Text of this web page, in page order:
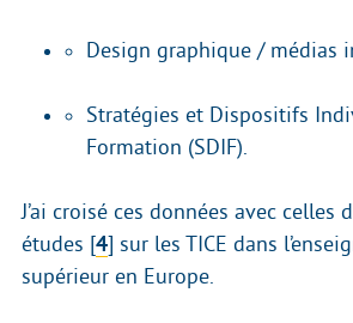
Design graphique / médias
Stratégies et Dispositifs
Formation (SDIF).
J’ai croisé ces données avec celles
études [4] sur les TICE dans
supérieur en Europe.